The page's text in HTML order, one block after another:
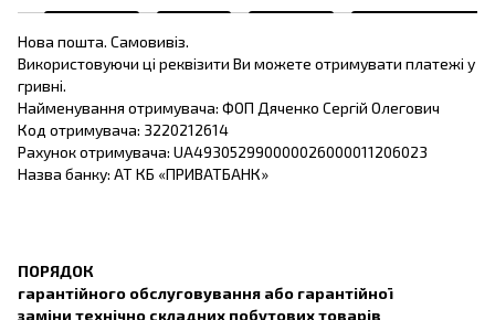
Нова пошта. Самовивіз.
Використовуючи ці реквізити Ви можете отримувати платежі у
гривні.
Найменування отримувача: ФОП Дяченко Сергій Олегович
Код отримувача: 3220212614
Рахунок отримувача: UA493052990000026000011206023
Назва банку: АТ КБ «ПРИВАТБАНК»
ПОРЯДОК
гарантійного обслуговування або гарантійної
заміни технічно складних побутових товарів